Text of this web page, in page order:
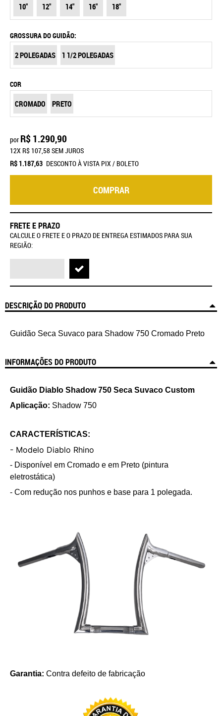
10" 12" 14" 16" 18"
GROSSURA DO GUIDÃO:
2 POLEGADAS 1 1/2 POLEGADAS
COR
CROMADO PRETO
por R$ 1.290,90
R$ 1.187,63 DESCONTO À VISTA PIX / BOLETO
12X R$ 107,58SEM JUROS
COMPRAR
FRETE E PRAZO
CALCULE O FRETE E O PRAZO DE ENTREGA ESTIMADOS PARA SUA
REGIÃO:
DESCRIÇÃO DO PRODUTO
Guidão Seca Suvaco para Shadow 750 Cromado Preto
INFORMAÇÕES DO PRODUTO
Guidão Diablo Shadow 750 Seca Suvaco Custom
Aplicação: Shadow 750
CARACTERÍSTICAS:
- Modelo Diablo Rhino
- Disponível em Cromado e em Preto (pintura
eletrostática)
- Com redução nos punhos e base para 1 polegada.
Garantia: Contra defeito de fabricação